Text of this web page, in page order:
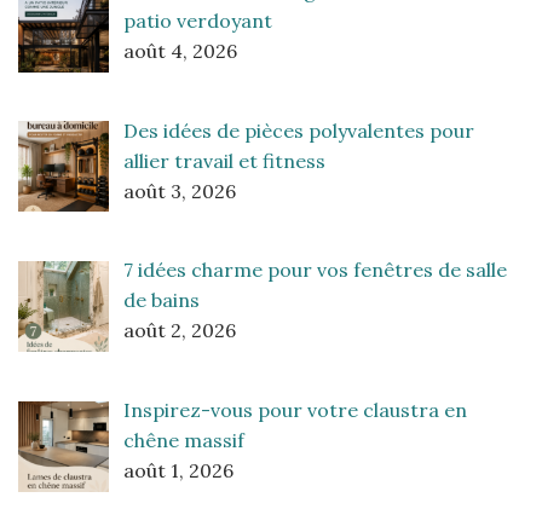
patio verdoyant
août 4, 2026
Des idées de pièces polyvalentes pour
allier travail et fitness
août 3, 2026
7 idées charme pour vos fenêtres de salle
de bains
août 2, 2026
Inspirez-vous pour votre claustra en
chêne massif
août 1, 2026